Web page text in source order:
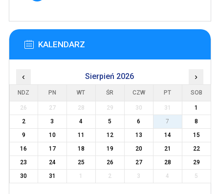
KALENDARZ
‹ Sierpień 2026 ›
NDZ PN WT ŚR CZW PT SOB
26 27 28 29 30 31
1
2
3 4 5 6 7
8
9
10 11 12 13 14
15
16
17 18 19 20 21
22
23
24 25 26 27 28
29
30
31 1 2 3 4 5